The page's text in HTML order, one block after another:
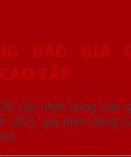
BÁO GIÁ
CẤP
cập nhật bảng báo
2021, giá biến động